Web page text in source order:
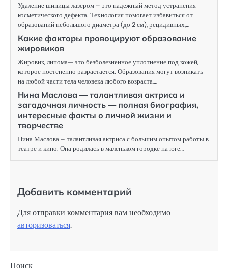
Удаление шипицы лазером – это надежный метод устранения
косметического дефекта. Технология помогает избавиться от
образований небольшого диаметра (до 2 см), рецидивных,…
Какие факторы провоцируют образование
жировиков
Жировик, липома— это безболезненное уплотнение под кожей,
которое постепенно разрастается. Образования могут возникать
на любой части тела человека любого возраста,…
Нина Маслова — талантливая актриса и
загадочная личность — полная биография,
интересные факты о личной жизни и
творчестве
Нина Маслова – талантливая актриса с большим опытом работы в
театре и кино. Она родилась в маленьком городке на юге…
Добавить комментарий
Для отправки комментария вам необходимо
авторизоваться.
Поиск